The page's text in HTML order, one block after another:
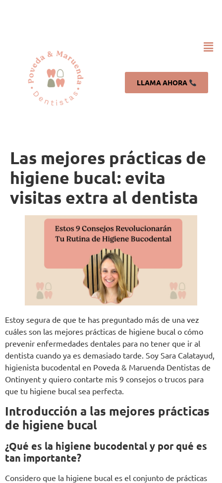
LLAMA AHORA
Las mejores prácticas de
higiene bucal: evita
visitas extra al dentista
Estoy segura de que te has preguntado más de una vez
cuáles son las mejores prácticas de higiene bucal o cómo
prevenir enfermedades dentales para no tener que ir al
dentista cuando ya es demasiado tarde. Soy Sara Calatayud,
higienista bucodental en Poveda & Maruenda Dentistas de
Ontinyent y quiero contarte mis 9 consejos o trucos para
que tu higiene bucal sea perfecta.
Introducción a las mejores prácticas
de higiene bucal
¿Qué es la higiene bucodental y por qué es
tan importante?
Considero que la higiene bucal es el conjunto de prácticas